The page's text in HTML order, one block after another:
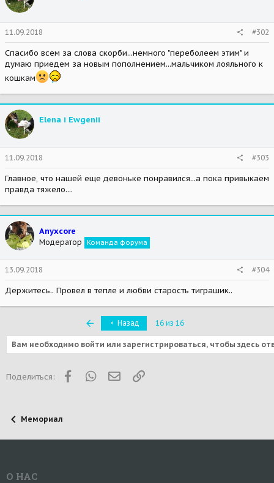
11.09.2018 #302
Спасибо всем за слова скорби...немного "переболеем этим" и
думаю приедем за новым пополнением...мальчиком лояльного к
кошкам
Elena i Ewgenii
11.09.2018 #303
Главное, что нашей еще девоньке понравился...а пока привыкаем
правда тяжело....
Anyxcore
Модератор Команда форума
13.09.2018 #304
Держитесь.. Провел в тепле и любви старость тиграшик..
ПервыйНазад 16 из 16
Вам необходимо войти или зарегистрироваться, чтобы здесь
Поделиться: FacebookWhatsAppЭлектронная почта
Ссылка
Мемориал
О НАС